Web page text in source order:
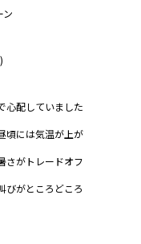
心配していました
頃には気温が上が
さがトレードオフ
びがところどころ